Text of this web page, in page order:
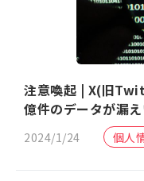
注意喚起 | X(旧
億件のデータが漏
2024/1/24 個人